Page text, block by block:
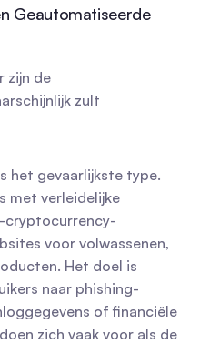
Geautomatiseerde
zijn de
zult
het gevaarlijkste type.
met verleidelijke
cryptocurrency-
voor volwassenen,
Het doel is
naar phishing-
of financiële
zich vaak voor als de